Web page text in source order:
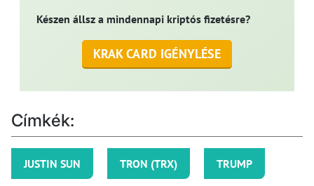
Készen állsz a mindennapi kriptós fizetésre?
KRAK CARD IGÉNYLÉSE
Címkék:
JUSTIN SUN TRON (TRX) TRUMP